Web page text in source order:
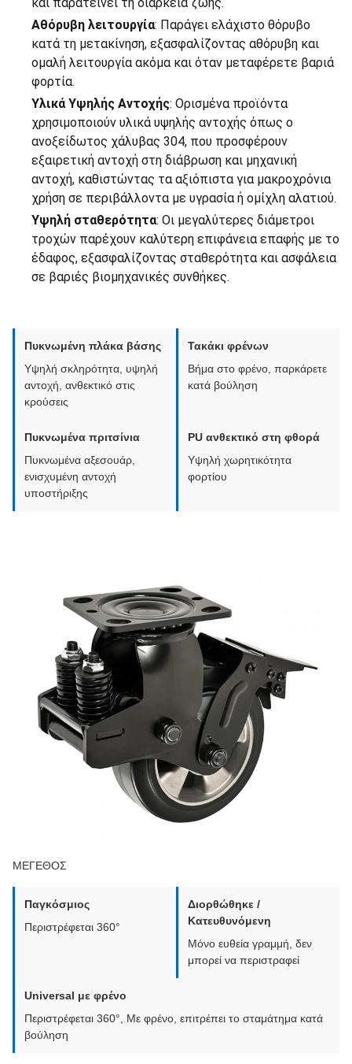
Αθόρυβη λειτουργία: Παράγει ελάχιστο θόρυβο
κατά τη μετακίνηση, εξασφαλίζοντας αθόρυβη και
ομαλή λειτουργία ακόμα και όταν μεταφέρετε βαριά
φορτία.
Υλικά Υψηλής Αντοχής: Ορισμένα προϊόντα
χρησιμοποιούν υλικά υψηλής αντοχής όπως ο
ανοξείδωτος χάλυβας 304, που προσφέρουν
εξαιρετική αντοχή στη διάβρωση και μηχανική
αντοχή, καθιστώντας τα αξιόπιστα για μακροχρόνια
χρήση σε περιβάλλοντα με υγρασία ή ομίχλη αλατιού.
Υψηλή σταθερότητα: Οι μεγαλύτερες διάμετροι
τροχών παρέχουν καλύτερη επιφάνεια επαφής με το
έδαφος, εξασφαλίζοντας σταθερότητα και ασφάλεια
σε βαριές βιομηχανικές συνθήκες.
Πυκνωμένη πλάκα βάσης
Υψηλή σκληρότητα, υψηλή
αντοχή, ανθεκτικό στις
κρούσεις
Τακάκι φρένων
Βήμα στο φρένο, παρκάρετε
κατά βούληση
Πυκνωμένα πριτσίνια
Πυκνωμένα αξεσουάρ,
ενισχυμένη αντοχή
υποστήριξης
PU ανθεκτικό στη φθορά
Υψηλή χωρητικότητα
φορτίου
ΜΕΓΕΘΟΣ
Παγκόσμιος
Περιστρέφεται 360°
Διορθώθηκε /
Κατευθυνόμενη
Μόνο ευθεία γραμμή, δεν
μπορεί να περιστραφεί
Universal με φρένο
Περιστρέφεται 360°, Με φρένο, επιτρέπει το σταμάτημα κατά
βούληση